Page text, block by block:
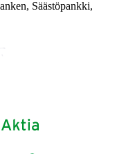
Säästöpankki,